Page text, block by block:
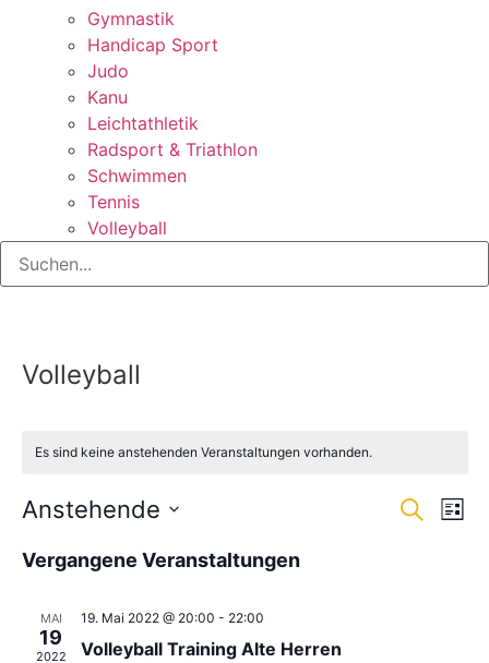
Gymnastik
Handicap Sport
Judo
Kanu
Leichtathletik
Radsport & Triathlon
Schwimmen
Tennis
Volleyball
Volleyball
Es sind keine anstehenden Veranstaltungen vorhanden.
SucheListe
Anstehende
wählen.
Vergangene Veranstaltungen
MAI
19
2022
19. Mai 2022 @ 20:00 - 22:00
Volleyball Training Alte Herren